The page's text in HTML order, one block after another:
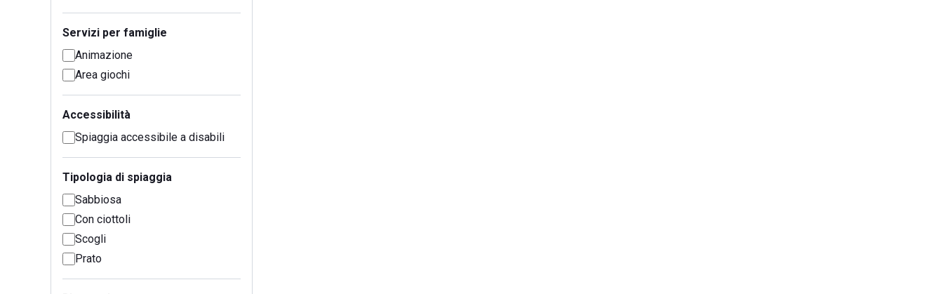
Servizi per famiglie
Animazione
Area giochi
Accessibilità
Spiaggia accessibile a disabili
Tipologia di spiaggia
Sabbiosa
Con ciottoli
Scogli
Prato